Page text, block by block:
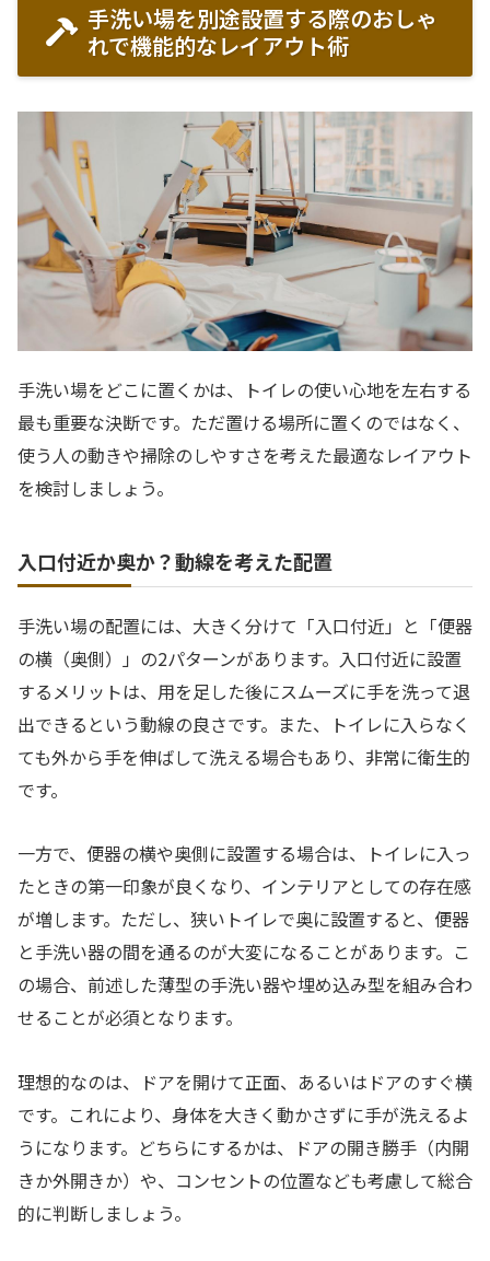
手洗い場を別途設置する際のおしゃ
れで機能的なレイアウト術
手洗い場をどこに置くかは、トイレの使い心地を左右する
最も重要な決断です。ただ置ける場所に置くのではなく、
使う人の動きや掃除のしやすさを考えた最適なレイアウト
を検討しましょう。
入口付近か奥か？動線を考えた配置
手洗い場の配置には、大きく分けて「入口付近」と「便器
の横（奥側）」の2パターンがあります。入口付近に設置
するメリットは、用を足した後にスムーズに手を洗って退
出できるという動線の良さです。また、トイレに入らなく
ても外から手を伸ばして洗える場合もあり、非常に衛生的
です。
一方で、便器の横や奥側に設置する場合は、トイレに入っ
たときの第一印象が良くなり、インテリアとしての存在感
が増します。ただし、狭いトイレで奥に設置すると、便器
と手洗い器の間を通るのが大変になることがあります。こ
の場合、前述した薄型の手洗い器や埋め込み型を組み合わ
せることが必須となります。
理想的なのは、ドアを開けて正面、あるいはドアのすぐ横
です。これにより、身体を大きく動かさずに手が洗えるよ
うになります。どちらにするかは、ドアの開き勝手（内開
きか外開きか）や、コンセントの位置なども考慮して総合
的に判断しましょう。